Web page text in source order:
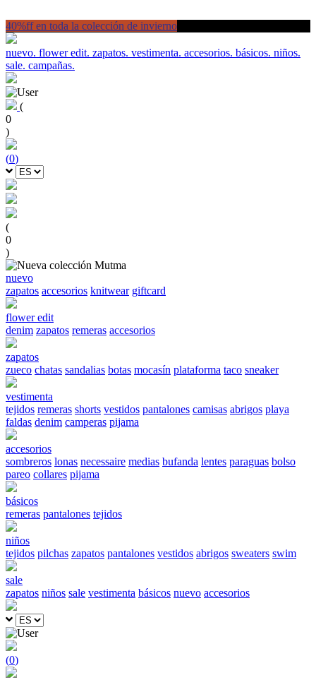
40%ff en toda la colección de invierno
nuevo. flower edit. zapatos. vestimenta. accesorios. básicos. niños.
sale. campañas.
(
0
)
(0)
(
0
)
nuevo
zapatos accesorios knitwear giftcard
flower edit
denim zapatos remeras accesorios
zapatos
zueco chatas sandalias botas mocasín plataforma taco sneaker
vestimenta
tejidos remeras shorts vestidos pantalones camisas abrigos playa
faldas denim camperas pijama
accesorios
sombreros lonas necessaire medias bufanda lentes paraguas bolso
pareo collares pijama
básicos
remeras pantalones tejidos
niños
tejidos pilchas zapatos pantalones vestidos abrigos sweaters swim
sale
zapatos niños sale vestimenta básicos nuevo accesorios
(0)